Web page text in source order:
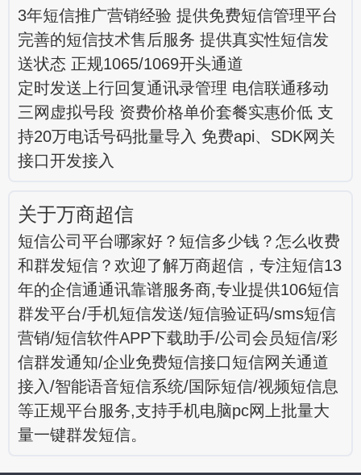
3年短信推广营销经验 提供免费短信管理平台
完善的短信技术售后服务 提供真实性短信发
送状态 正规1065/1069开头通道
定时发送上行回复通讯录管理 电信联通移动
三网虚拟号段 资费价格单价套餐实惠价低 支
持20万电话号码批量导入 免费api、SDK网关
接口开发接入
关于万商超信
短信公司平台哪家好？短信多少钱？怎么收费
和群发短信？欢迎了解万商超信，专注短信13
年的企信通通讯靠谱服务商,专业提供106短信
群发平台/手机短信发送/短信验证码/sms短信
营销/短信软件APP下载助手/公司会员短信/彩
信群发通知/企业免费短信接口短信网关通道
接入/智能语音短信系统/国际短信/视频短信息
等正规平台服务,支持手机电脑pc网上批量大
量一键群发短信。